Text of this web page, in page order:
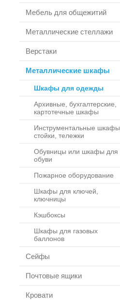
Мебель для общежитий
Металлические стеллажи
Верстаки
Металлические шкафы
Шкафы для одежды
Архивные, бухгалтерские,
картотечные шкафы
Инструментальные шкафы,
стойки, тележки
Обувницы или шкафы для
обуви
Пожарное оборудование
Шкафы для ключей,
ключницы
Кэшбоксы
Шкафы для газовых
баллонов
Сейфы
Почтовые ящики
Кровати